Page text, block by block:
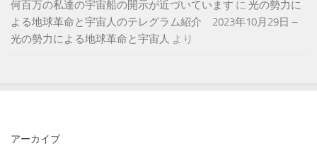
何百万の私達の宇宙船の開示が近づいています に 光の勢力に
よる地球革命と宇宙人のテレグラム紹介 2023年10月29日 –
光の勢力による地球革命と宇宙人 より
アーカイブ